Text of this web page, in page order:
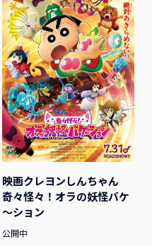
映画クレヨンしんちゃん
奇々怪々！オラの妖怪バケ
～ション
公開中